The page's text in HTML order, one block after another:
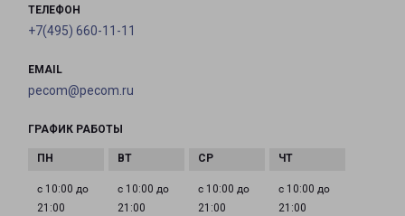
ТЕЛЕФОН
+7(495) 660-11-11
EMAIL
pecom@pecom.ru
ГРАФИК РАБОТЫ
с 10:00 до
21:00
с 10:00 до
21:00
с 10:00 до
21:00
с 10:00 до
21:00